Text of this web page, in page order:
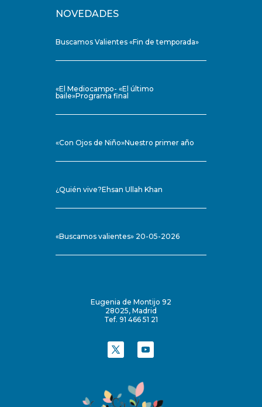
NOVEDADES
Buscamos Valientes «Fin de temporada»
«El Mediocampo- «El último
baile»Programa final
«Con Ojos de Niño»Nuestro primer año
¿Quién vive?Ehsan Ullah Khan
«Buscamos valientes» 20-05-2026
Eugenia de Montijo 92
28025, Madrid
Tef. 91 466 51 21